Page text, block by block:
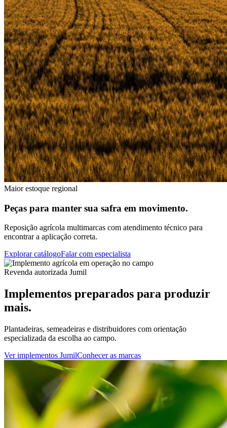
Maior estoque regional
Peças para manter sua safra em movimento.
Reposição agrícola multimarcas com atendimento técnico para
encontrar a aplicação correta.
Explorar catálogoFalar com especialista
Revenda autorizada Jumil
Implementos preparados para produzir
mais.
Plantadeiras, semeadeiras e distribuidores com orientação
especializada da escolha ao campo.
Ver implementos JumilConhecer as marcas